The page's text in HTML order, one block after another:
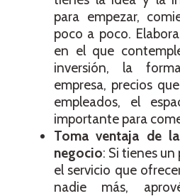
para empezar,
poco a poco.
en el que
inversión, la
empresa, precios
empleados, el
importante para
Toma ventaja de
negocio: Si tienes
el servicio que
nadie más,